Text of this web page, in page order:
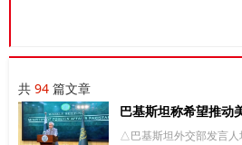
共 94 篇文章
巴基斯坦称希望推动
△巴基斯坦外交部发言人